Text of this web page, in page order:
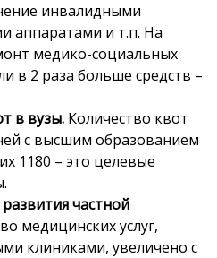
инвалидными
аппаратами и т.п. На
медико-социальных
в 2 раза больше средств –
в вузы. Количество квот
с высшим образованием
1180 – это целевые
частной
медицинских услуг,
клиниками, увеличено с